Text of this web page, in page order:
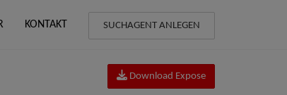
KONTAKT SUCHAGENT ANLEGEN
Download Expose